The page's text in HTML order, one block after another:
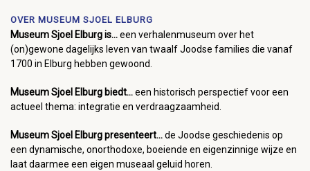
OVER MUSEUM SJOEL ELBURG
Museum Sjoel Elburg is...een verhalenmuseum over het
(on)gewone dagelijks leven van twaalf Joodse families die vanaf
1700 in Elburg hebben gewoond.
Museum Sjoel Elburg biedt...een historisch perspectief voor een
actueel thema: integratie en verdraagzaamheid.
Museum Sjoel Elburg presenteert...de Joodse geschiedenis op
een dynamische, onorthodoxe, boeiende en eigenzinnige wijze en
laat daarmee een eigen museaal geluid horen.